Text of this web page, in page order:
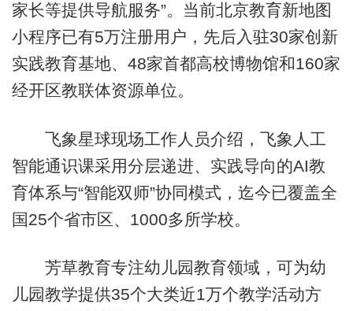
家长等提供导航服务”。当前北京教育新地图
小程序已有5万注册用户，先后入驻30家创新
实践教育基地、48家首都高校博物馆和160家
经开区教联体资源单位。
飞象星球现场工作人员介绍，飞象人工
智能通识课采用分层递进、实践导向的AI教
育体系与“智能双师”协同模式，迄今已覆盖全
国25个省市区、1000多所学校。
芳草教育专注幼儿园教育领域，可为幼
儿园教学提供35个大类近1万个教学活动方